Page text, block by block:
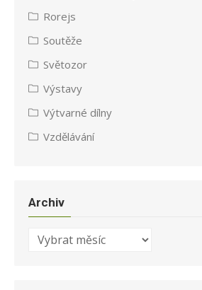
Rorejs
Soutěže
Světozor
Výstavy
Výtvarné dílny
Vzdělávání
Archiv
Archiv